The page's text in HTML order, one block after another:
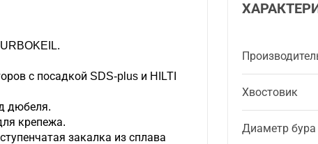
Хвостовик
Диаметр бура
с посадкой SDS-plus и HILTI
дюбеля.
крепежа.
закалка из сплава